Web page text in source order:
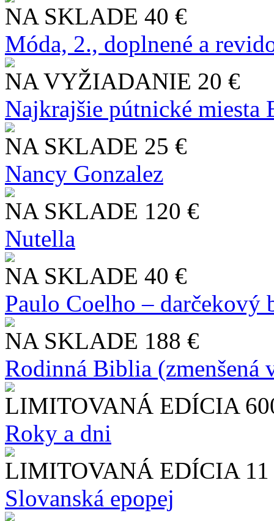
NA SKLADE 40 €
Móda, 2., doplnené a
NA VYŽIADANIE 20 €
Najkrajšie pútnické miesta
NA SKLADE 25 €
Nancy Gonzalez
NA SKLADE 120 €
Nutella
NA SKLADE 40 €
Paulo Coelho – darčekový
NA SKLADE 188 €
Rodinná Biblia (zmenšená
LIMITOVANÁ EDÍCIA
Roky a dni
LIMITOVANÁ EDÍCIA
Slo​vanská epopej